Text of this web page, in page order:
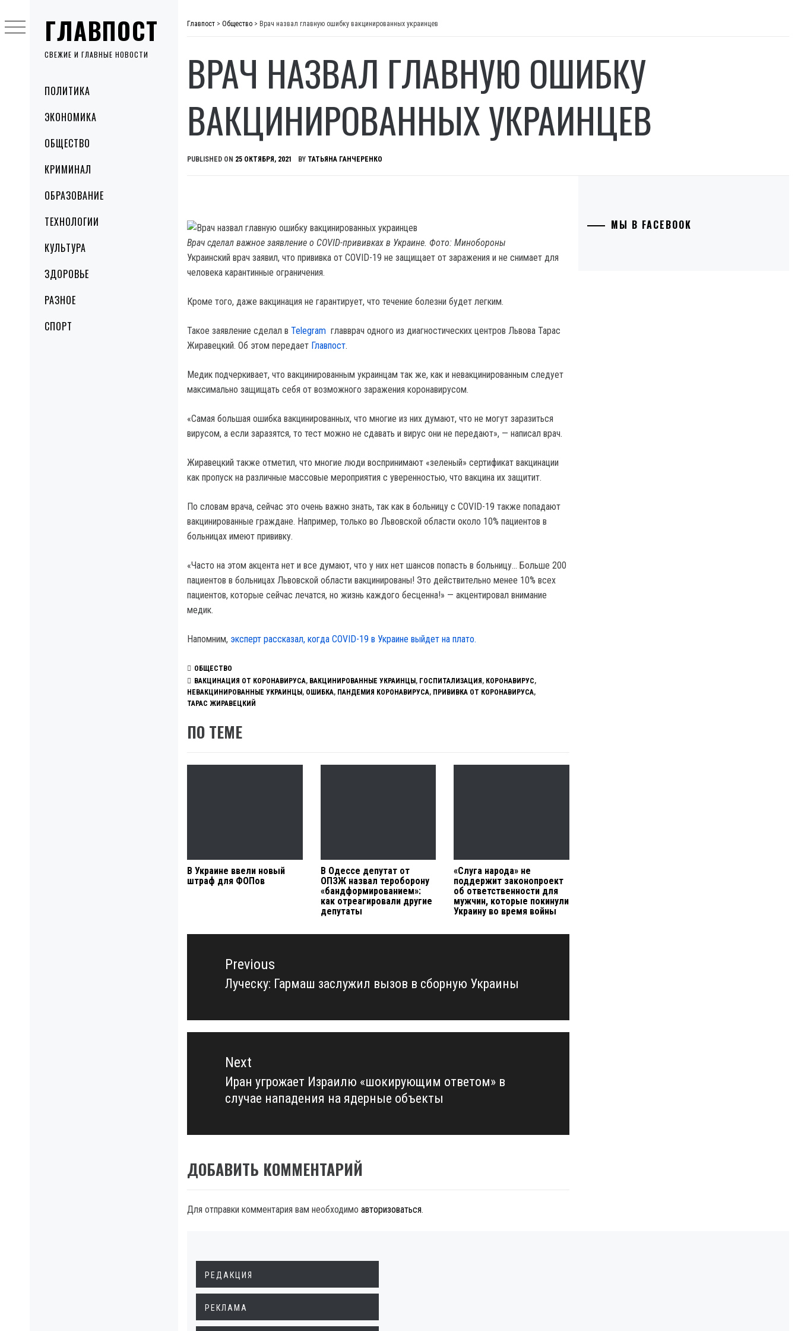
ГЛАВПОСТ
СВЕЖИЕ И ГЛАВНЫЕ НОВОСТИ
MenuПОЛИТИКА
ЭКОНОМИКА
ОБЩЕСТВО
КРИМИНАЛ
ОБРАЗОВАНИЕ
ТЕХНОЛОГИИ
КУЛЬТУРА
ЗДОРОВЬЕ
РАЗНОЕ
СПОРТ
to
content
Главпост > Общество > Врач назвал главную ошибку вакцинированных украинцев
ВРАЧ НАЗВАЛ ГЛАВНУЮ ОШИБКУ
ВАКЦИНИРОВАННЫХ УКРАИНЦЕВ
PUBLISHED ON 25 ОКТЯБРЯ, 2021 BY ТАТЬЯНА ГАНЧЕРЕНКО
Врач сделал важное заявление о COVID-прививках в Украине. Фото: Минобороны
Украинский врач заявил, что прививка от COVID-19 не защищает от заражения и не снимает для
человека карантинные ограничения.
Кроме того, даже вакцинация не гарантирует, что течение болезни будет легким.
Такое заявление сделал в Telegram главврач одного из диагностических центров Львова Тарас
Жиравецкий. Об этом передает Главпост.
Медик подчеркивает, что вакцинированным украинцам так же, как и невакцинированным следует
максимально защищать себя от возможного заражения коронавирусом.
«Самая большая ошибка вакцинированных, что многие из них думают, что не могут заразиться
вирусом, а если заразятся, то тест можно не сдавать и вирус они не передают», — написал врач.
Жиравецкий также отметил, что многие люди воспринимают «зеленый» сертификат вакцинации
как пропуск на различные массовые мероприятия с уверенностью, что вакцина их защитит.
По словам врача, сейчас это очень важно знать, так как в больницу с COVID-19 также попадают
вакцинированные граждане. Например, только во Львовской области около 10% пациентов в
больницах имеют прививку.
«Часто на этом акцента нет и все думают, что у них нет шансов попасть в больницу… Больше 200
пациентов в больницах Львовской области вакцинированы! Это действительно менее 10% всех
пациентов, которые сейчас лечатся, но жизнь каждого бесценна!» — акцентировал внимание
медик.
Напомним, эксперт рассказал, когда COVID-19 в Украине выйдет на плато.
ОБЩЕСТВО
ВАКЦИНАЦИЯ ОТ КОРОНАВИРУСА, ВАКЦИНИРОВАННЫЕ УКРАИНЦЫ , ГОСПИТАЛИЗАЦИЯ , КОРОНАВИРУС,
НЕВАКЦИНИРОВАННЫЕ УКРАИНЦЫ , ОШИБКА, ПАНДЕМИЯ КОРОНАВИРУСА, ПРИВИВКА ОТ КОРОНАВИРУСА,
ТАРАС ЖИРАВЕЦКИЙ
ПО ТЕМЕ
В Украине ввели новый
штраф для ФОПов
В Одессе депутат от
ОПЗЖ назвал тероборону
«бандформированием»:
как отреагировали другие
депутаты
«Слуга народа» не
поддержит законопроект
об ответственности для
мужчин, которые покинули
Украину во время войны
Навигация
записямPrevious
Previous
Луческу: Гармаш заслужил вызов в сборную Украины
Next
Next
post:
Иран угрожает Израилю «шокирующим ответом» в
случае нападения на ядерные объекты
ДОБАВИТЬ КОММЕНТАРИЙ
Для отправки комментария вам необходимо авторизоваться.
МЫ В FACEBOOK
РЕДАКЦИЯ
РЕКЛАМА